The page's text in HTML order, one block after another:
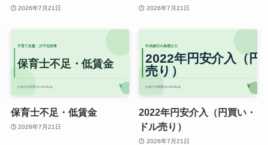
2026年7月21日 2026年7月21日
保育士不足・低賃金
2026年7月21日
2022年円安介入（円買い・
ドル売り）
2026年7月21日